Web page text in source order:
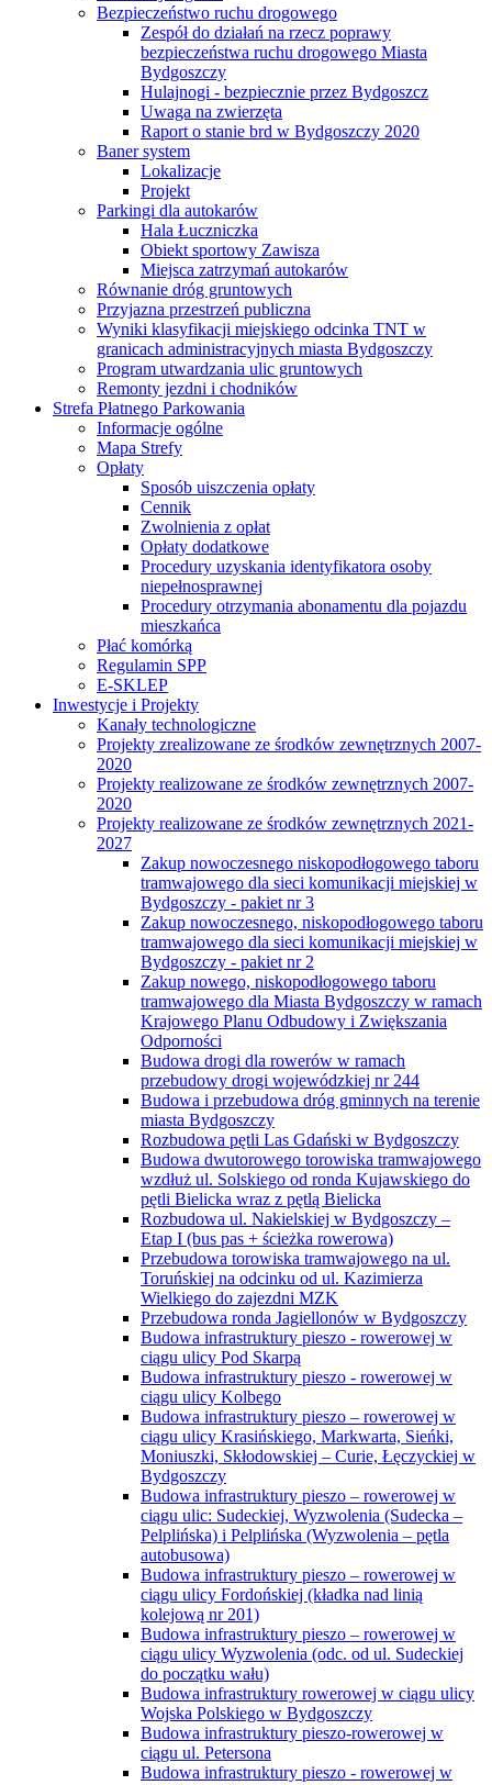
Bezpieczeństwo ruchu drogowego
Zespół do działań na rzecz poprawy
bezpieczeństwa ruchu drogowego Miasta
Bydgoszczy
Hulajnogi - bezpiecznie przez Bydgoszcz
Uwaga na zwierzęta
Raport o stanie brd w Bydgoszczy 2020
Baner system
Lokalizacje
Projekt
Parkingi dla autokarów
Hala Łuczniczka
Obiekt sportowy Zawisza
Miejsca zatrzymań autokarów
Równanie dróg gruntowych
Przyjazna przestrzeń publiczna
Wyniki klasyfikacji miejskiego odcinka TNT w
granicach administracyjnych miasta Bydgoszczy
Program utwardzania ulic gruntowych
Remonty jezdni i chodników
Strefa Płatnego Parkowania
Informacje ogólne
Mapa Strefy
Opłaty
Sposób uiszczenia opłaty
Cennik
Zwolnienia z opłat
Opłaty dodatkowe
Procedury uzyskania identyfikatora osoby
niepełnosprawnej
Procedury otrzymania abonamentu dla pojazdu
mieszkańca
Płać komórką
Regulamin SPP
E-SKLEP
Inwestycje i Projekty
Kanały technologiczne
Projekty zrealizowane ze środków zewnętrznych 2007-
2020
Projekty realizowane ze środków zewnętrznych 2007-
2020
Projekty realizowane ze środków zewnętrznych 2021-
2027
Zakup nowoczesnego niskopodłogowego taboru
tramwajowego dla sieci komunikacji miejskiej w
Bydgoszczy - pakiet nr 3
Zakup nowoczesnego, niskopodłogowego taboru
tramwajowego dla sieci komunikacji miejskiej w
Bydgoszczy - pakiet nr 2
Zakup nowego, niskopodłogowego taboru
tramwajowego dla Miasta Bydgoszczy w ramach
Krajowego Planu Odbudowy i Zwiększania
Odporności
Budowa drogi dla rowerów w ramach
przebudowy drogi wojewódzkiej nr 244
Budowa i przebudowa dróg gminnych na terenie
miasta Bydgoszczy
Rozbudowa pętli Las Gdański w Bydgoszczy
Budowa dwutorowego torowiska tramwajowego
wzdłuż ul. Solskiego od ronda Kujawskiego do
pętli Bielicka wraz z pętlą Bielicka
Rozbudowa ul. Nakielskiej w Bydgoszczy –
Etap I (bus pas + ścieżka rowerowa)
Przebudowa torowiska tramwajowego na ul.
Toruńskiej na odcinku od ul. Kazimierza
Wielkiego do zajezdni MZK
Przebudowa ronda Jagiellonów w Bydgoszczy
Budowa infrastruktury pieszo - rowerowej w
ciągu ulicy Pod Skarpą
Budowa infrastruktury pieszo - rowerowej w
ciągu ulicy Kolbego
Budowa infrastruktury pieszo – rowerowej w
ciągu ulicy Krasińskiego, Markwarta, Sieńki,
Moniuszki, Skłodowskiej – Curie, Łęczyckiej w
Bydgoszczy
Budowa infrastruktury pieszo – rowerowej w
ciągu ulic: Sudeckiej, Wyzwolenia (Sudecka –
Pelplińska) i Pelplińska (Wyzwolenia – pętla
autobusowa)
Budowa infrastruktury pieszo – rowerowej w
ciągu ulicy Fordońskiej (kładka nad linią
kolejową nr 201)
Budowa infrastruktury pieszo – rowerowej w
ciągu ulicy Wyzwolenia (odc. od ul. Sudeckiej
do początku wału)
Budowa infrastruktury rowerowej w ciągu ulicy
Wojska Polskiego w Bydgoszczy
Budowa infrastruktury pieszo-rowerowej w
ciągu ul. Petersona
Budowa infrastruktury pieszo - rowerowej w